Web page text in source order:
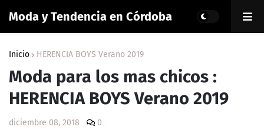
Moda y Tendencia en Córdoba
Inicio HERENCIA BOYS Verano 2019
Moda para los mas chicos :
HERENCIA BOYS Verano 2019
diciembre 08, 2018 0